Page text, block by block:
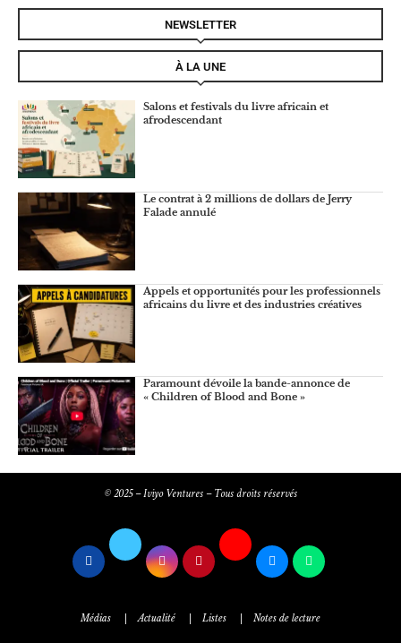
NEWSLETTER
À LA UNE
Salons et festivals du livre africain et
afrodescendant
Le contrat à 2 millions de dollars de Jerry
Falade annulé
Appels et opportunités pour les professionnels
africains du livre et des industries créatives
Paramount dévoile la bande-annonce de
« Children of Blood and Bone »
© 2025 – Iviyo Ventures – Tous droits réservés
Médias Actualité Listes Notes de lecture